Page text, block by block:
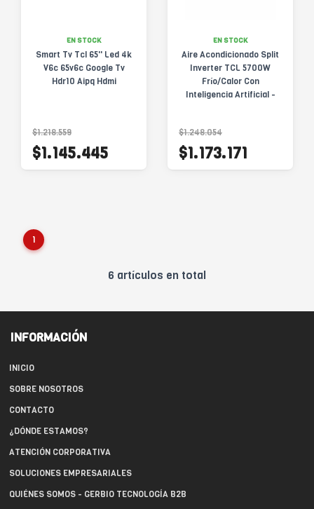
EN STOCK
Smart Tv Tcl 65'' Led 4k
V6c 65v6c Google Tv
Hdr10 Aipq Hdmi
$1.218.559
$1.145.445
EN STOCK
Aire Acondicionado Split
Inverter TCL 5700W
Frío/Calor Con
Inteligencia Artificial -
$1.248.054
$1.173.171
1
6 artículos en total
INFORMACIÓN
INICIO
SOBRE NOSOTROS
CONTACTO
¿DÓNDE ESTAMOS?
ATENCIÓN CORPORATIVA
SOLUCIONES EMPRESARIALES
QUIÉNES SOMOS - GERBIO TECNOLOGÍA B2B